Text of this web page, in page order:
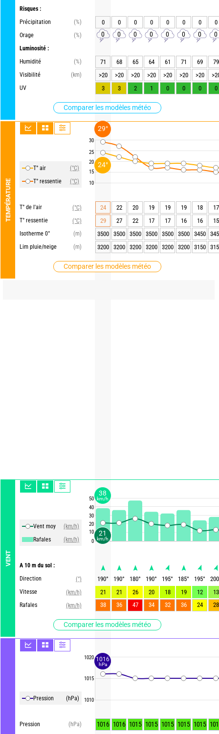
Risques :
Précipitation
(%)
Orage
(%)
Luminosité :
Humidité
(%)
Visibilité
(km)
UV
Comparer les modèles météo
TEMPÉRATURE
T° air
(°C)
T° ressentie
(°C)
T° de l'air
(°C)
T° ressentie
(°C)
Isotherme 0°
(m)
Lim pluie/neige
(m)
Comparer les modèles météo
VENT
Vent moy
(km/h)
Rafales
(km/h)
A 10 m du sol :
Direction
(°)
Vitesse
(km/h)
Rafales
(km/h)
Comparer les modèles météo
Pression (hPa)
Pression (hPa)
30
25
20
15
10
50
40
30
20
10
0
1020
1015
1010
0 0 0 0 0 0 0 0
0 0 0 0 0 0 0 0
71 68 65 64 61 71 69
79
>20
>20 >20 >20 >20 >20 >20
3
3 2 1 0 0 0 0
24 22 20 19 19 19 18
17
29
27 22 17 17 16 16
15
3500
3500 3500 3500 3500 3500 3450
3200
3200 3200 3200 3200 3200 3150
190° 190° 180° 190° 195° 185° 195°
200
21
21 26 20 18 19 12
13
38
36 47 34 32 36 24 28
1016 1016 1015 1015 1015 1015 1015
21
km/h
38
km/h
24°
29°
1016
hPa